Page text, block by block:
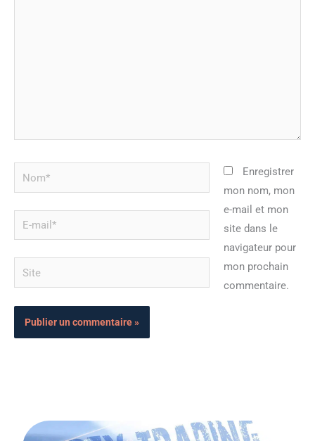
Nom*
mail*
Site
Enregistrer
mon nom, mon
e-mail et mon
site dans le
navigateur pour
mon prochain
commentaire.